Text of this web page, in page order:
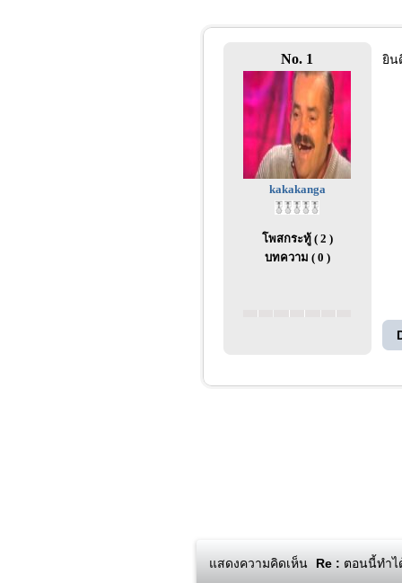
No. 1
kakakanga
โพสกระทู้ ( 2 )
บทความ ( 0 )
ยิน
แสดงความคิดเห็น Re : ตอนนี้ทำ